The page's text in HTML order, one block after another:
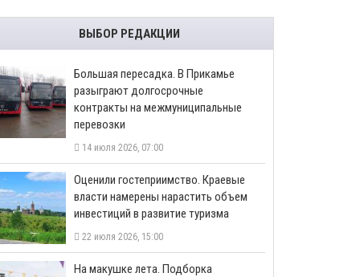
ВЫБОР РЕДАКЦИИ
Большая пересадка. В Прикамье
разыграют долгосрочные
контракты на межмуниципальные
перевозки
14 июля 2026, 07:00
Оценили гостеприимство. Краевые
власти намерены нарастить объем
инвестиций в развитие туризма
22 июля 2026, 15:00
На макушке лета. Подборка